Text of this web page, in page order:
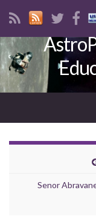
Search
Senor